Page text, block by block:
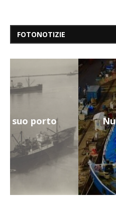
FOTONOTIZIE
Nuova tanker in